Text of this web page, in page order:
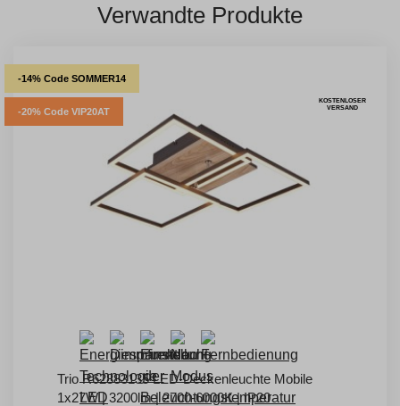
Verwandte Produkte
-14% Code SOMMER14
-20% Code VIP20AT
KOSTENLOSER
VERSAND
Trio R62883135 LED-Deckenleuchte Mobile
1x27W | 3200lm | 2700-6000K | IP20